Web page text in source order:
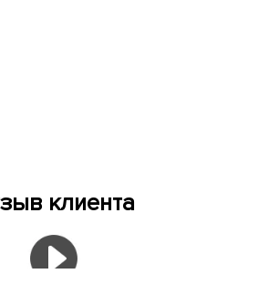
клиента